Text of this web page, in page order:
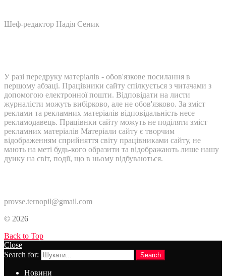
Шеф-редактор Надія Сеник
У разі передруку матеріалів - обов'язкове посилання в
першому абзаці. Працівники сайту спілкується з читачами з
допомогою електронної пошти. Відповідати на листи
журналісти можуть вибірково, але не обов'язково. За зміст
реклами та рекламних матеріалів відповідальність несе
рекламодавець. Працівнки сайту можуть не поділяти зміст
рекламних матеріалів Матеріали сайту є творчим
відображенням сприйняття світу працівниками сайту, не
мають на меті будь-кого образити та відображають лише нашу
дуику на світ, події, що в ньому відбуваються.
provse.ternopil@gmail.com
© 2026
Back to Top
Close
Search for:
Search
Новини